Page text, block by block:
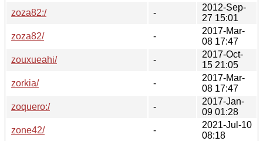
zoza82:/
-
2012-Sep-
27 15:01
zoza82/
-
2017-Mar-
08 17:47
zouxueahi/
-
2017-Oct-
15 21:05
zorkia/
-
2017-Mar-
08 17:47
zoquero:/
-
2017-Jan-
09 01:28
zone42/
-
2021-Jul-10
08:18